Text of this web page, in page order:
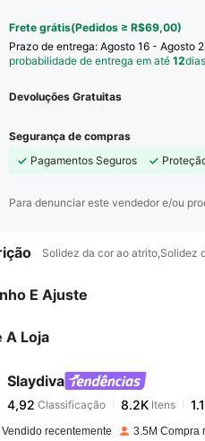
Frete grátis(Pedidos ≥ R$69,00)
Prazo de entrega: Agosto 16 - Agosto
probabilidade de entrega em até 12dias
Devoluções Gratuitas
Segurança de compras
Pagamentos Seguros
Para denunciar este vendedor e/ou
Solidez da cor ao atrito,Solidez
E Ajuste
A Loja
Slaydiva
4,92
4,92 Classificação 8.2K
l***-pago1 dia atrás
recentemente 3.5M Compra